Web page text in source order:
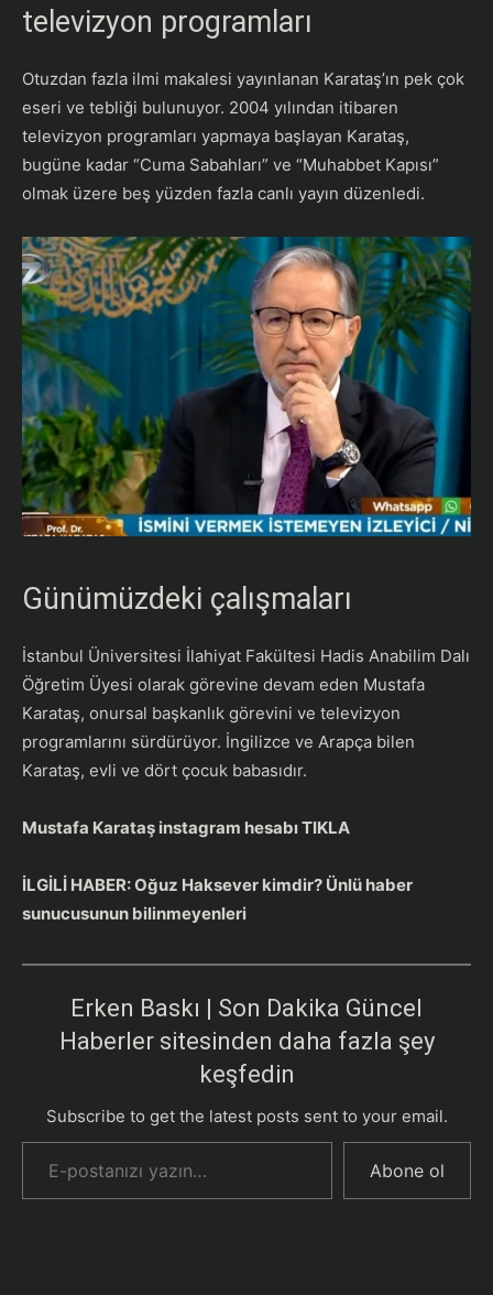
televizyon programları
Otuzdan fazla ilmi makalesi yayınlanan Karataş’ın pek çok
eseri ve tebliği bulunuyor. 2004 yılından itibaren
televizyon programları yapmaya başlayan Karataş,
bugüne kadar “Cuma Sabahları” ve “Muhabbet Kapısı”
olmak üzere beş yüzden fazla canlı yayın düzenledi.
Günümüzdeki çalışmaları
İstanbul Üniversitesi İlahiyat Fakültesi Hadis Anabilim Dalı
Öğretim Üyesi olarak görevine devam eden Mustafa
Karataş, onursal başkanlık görevini ve televizyon
programlarını sürdürüyor. İngilizce ve Arapça bilen
Karataş, evli ve dört çocuk babasıdır.
Mustafa Karataş instagram hesabı TIKLA
İLGİLİ HABER:Oğuz Haksever kimdir? Ünlü haber
sunucusunun bilinmeyenleri
Erken Baskı | Son Dakika Güncel
Haberler sitesinden daha fazla şey
keşfedin
Subscribe to get the latest posts sent to your email.
E-postanızı yazın…
Abone ol